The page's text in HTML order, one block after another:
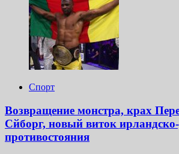
Спорт
Возвращение монстра, крах
Сйборг, новый виток ирландско-
противостояния